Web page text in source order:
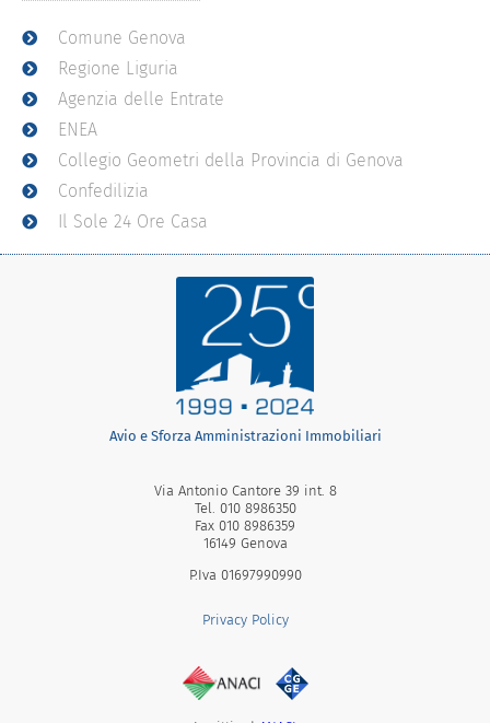
Comune Genova
Regione Liguria
Agenzia delle Entrate
ENEA
Collegio Geometri della Provincia di Genova
Confedilizia
Il Sole 24 Ore Casa
Avio e Sforza Amministrazioni Immobiliari
Via Antonio Cantore 39 int. 8
Tel. 010 8986350
Fax 010 8986359
16149 Genova
P.Iva 01697990990
Privacy Policy